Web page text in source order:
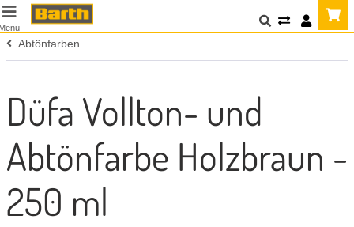
Abtönfarben
Düfa Vollton- und
Abtönfarbe Holzbraun -
250 ml